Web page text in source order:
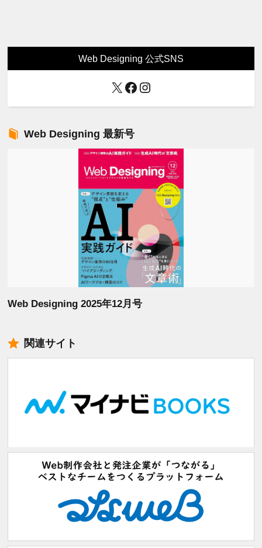
Web Designing 公式SNS
X Facebook
Instagram
Web Designing 最新号
Web Designing 2025年12月号
関連サイト